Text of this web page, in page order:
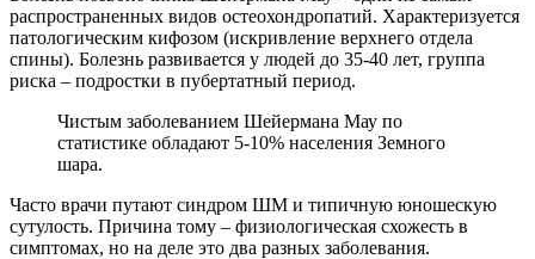
распространенных видов остеохондропатий. Характеризуется
патологическим кифозом (искривление верхнего отдела
спины). Болезнь развивается у людей до 35-40 лет, группа
риска – подростки в пубертатный период.
Чистым заболеванием Шейермана Мау по
статистике обладают 5-10% населения Земного
шара.
Часто врачи путают синдром ШМ и типичную юношескую
сутулость. Причина тому – физиологическая схожесть в
симптомах, но на деле это два разных заболевания.